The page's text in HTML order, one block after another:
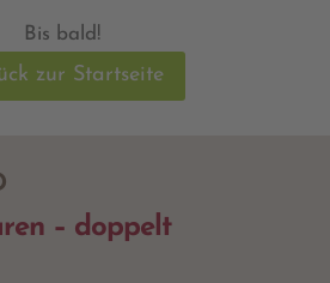
Bis bald!
zur Startseite
– doppelt